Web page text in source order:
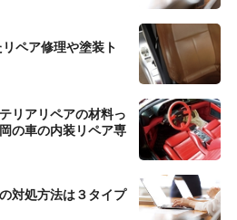
ペア修理や塗装ト
リアリペアの材料っ
の車の内装リペア専
対処方法は３タイプ